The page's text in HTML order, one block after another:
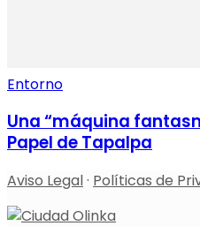
Entorno
Una “máquina
Papel de Tapalpa
Aviso Legal· Políticas de